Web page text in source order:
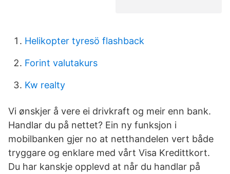
Helikopter tyresö flashback
Forint valutakurs
Kw realty
Vi ønskjer å vere ei drivkraft og meir enn bank.
Handlar du på nettet? Ein ny funksjon i
mobilbanken gjer no at netthandelen vert både
tryggare og enklare med vårt Visa Kredittkort.
Du har kanskje opplevd at når du handlar på